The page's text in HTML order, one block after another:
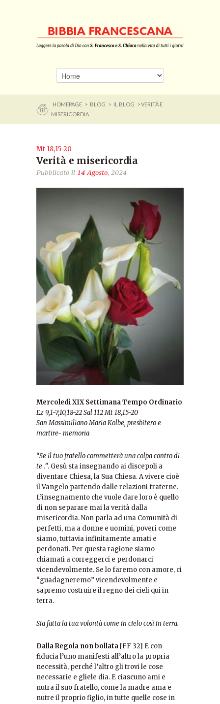
HOMEPAGE > BLOG > IL BLOG
> VERITÀ E
MISERICORDIA
Mt 18,15-20
Verità e misericordia
Pubblicato il 14 Agosto, 2024
Mercoledì XIX Settimana Tempo Ordinario
Ez 9,1-7;10,18-22 Sal 112 Mt 18,15-20
San Massimiliano Maria Kolbe, presbitero e
martire- memoria
“Se il tuo fratello commetterà una colpa contro di
te .”. Gesù sta insegnando ai discepoli a
diventare Chiesa, la Sua Chiesa. A vivere cioè
il Vangelo partendo dalle relazioni fraterne.
L’insegnamento che vuole dare loro è quello
di non separare mai la verità dalla
misericordia. Non parla ad una Comunità di
perfetti, ma a donne e uomini, poveri come
siamo, tuttavia infinitamente amati e
perdonati. Per questa ragione siamo
chiamati a correggerci e perdonarci
vicendevolmente. Se lo faremo con amore, ci
“guadagneremo” vicendevolmente e
sapremo costruire il regno dei cieli qui in
terra.
Sia fatta la tua volontà come in cielo così in terra.
Dalla Regola non bollata [FF 32] E con
fiducia l’uno manifesti all’altro la propria
necessità, perché l’altro gli trovi le cose
necessarie e gliele dia. E ciascuno ami e
nutra il suo fratello, come la madre ama e
nutre il proprio figlio, in tutte quelle cose in